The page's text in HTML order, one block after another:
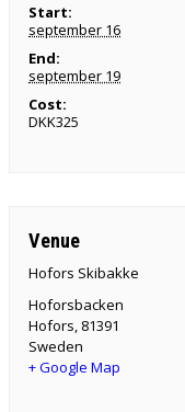
Start:
september 16
End:
september 19
Cost:
DKK325
Venue
Hofors Skibakke
Hoforsbacken
Hofors, 81391
Sweden
+ Google Map